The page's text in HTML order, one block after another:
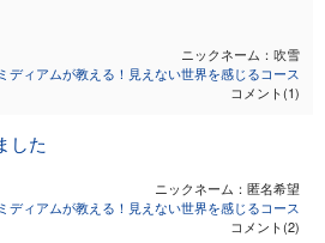
ニックネーム：吹雪
ディアムが教える！見えない世界を感じるコース
コメント(1)
した
ニックネーム：匿名希望
ディアムが教える！見えない世界を感じるコース
コメント(2)